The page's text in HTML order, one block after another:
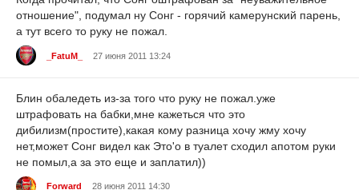
отношение", подумал ну Сонг - горячий камерунский парень,
а тут всего то руку не пожал.
_FatuM_ 27 июня 2011 13:24
Блин обаледеть из-за того что руку не пожал.уже
штрафовать на бабки,мне кажеться что это
дибилизм(простите),какая кому разница хочу жму хочу
нет,может Сонг видел как Это'о в туалет сходил апотом руки
не помыл,а за это еще и заплатил))
Forward 28 июня 2011 14:30